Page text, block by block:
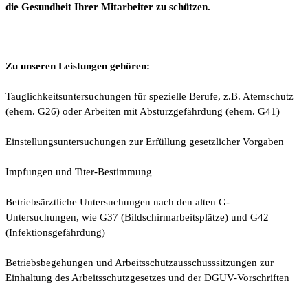
die Gesundheit Ihrer Mitarbeiter zu schützen.
Zu unseren Leistungen gehören:
Tauglichkeitsuntersuchungen für spezielle Berufe, z.B. Atemschutz
(ehem. G26) oder Arbeiten mit Absturzgefährdung (ehem. G41)
Einstellungsuntersuchungen zur Erfüllung gesetzlicher Vorgaben
Impfungen und Titer-Bestimmung
Betriebsärztliche Untersuchungen nach den alten G-
Untersuchungen, wie G37 (Bildschirmarbeitsplätze) und G42
(Infektionsgefährdung)
Betriebsbegehungen und Arbeitsschutzausschusssitzungen zur
Einhaltung des Arbeitsschutzgesetzes und der DGUV-Vorschriften